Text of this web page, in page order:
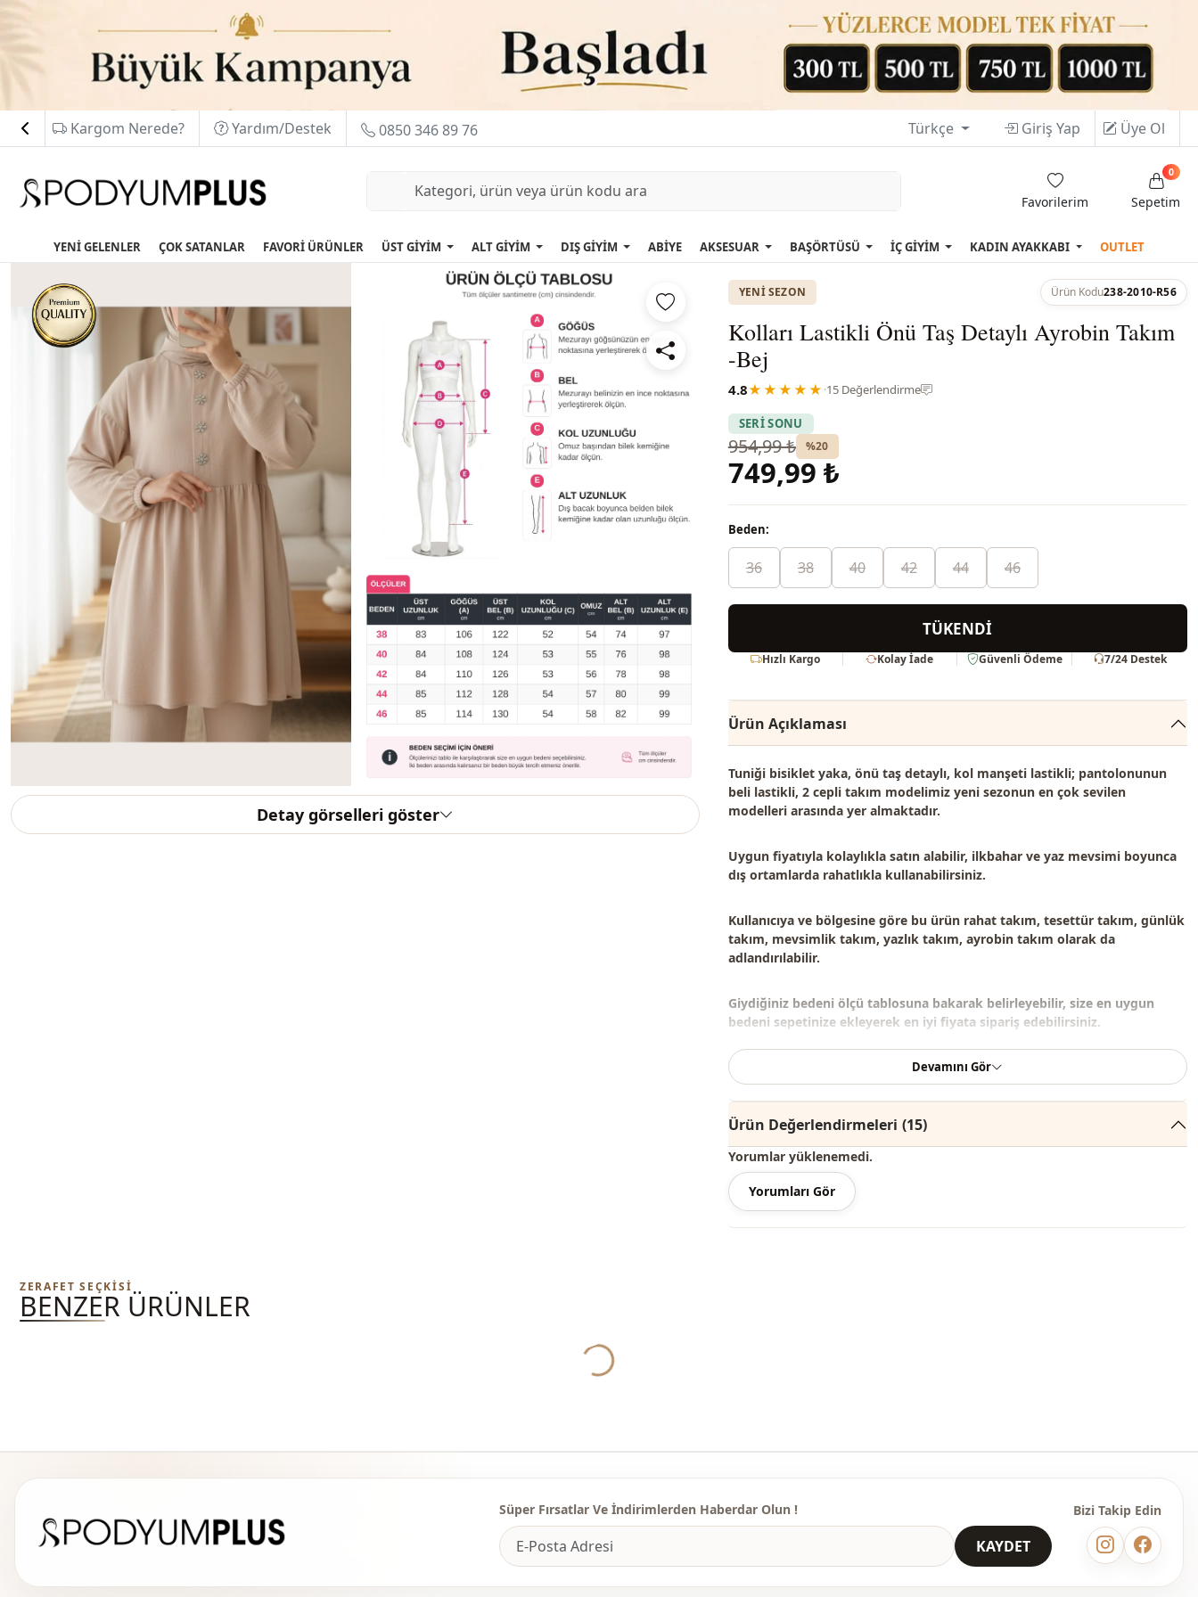
Kargom Nerede? Yardım/Destek 0850 346 89 76 Türkçe Giriş Yap Üye Ol
Favorilerim Sepetim
0
YENİ GELENLER ÇOK SATANLAR FAVORİ ÜRÜNLER ÜST GİYİM ALT GİYİM DIŞ GİYİM ABİYE AKSESUAR BAŞÖRTÜSÜ İÇ GİYİM KADIN AYAKKABI OUTLET
Detay görselleri göster
YENI SEZON Ürün Kodu238-2010-R56
Kolları Lastikli Önü Taş Detaylı Ayrobin Takım
-Bej
4.8★★★★★ ·15 Değerlendirme
SERİ SONU
954,99 ₺ %20
749,99 ₺
Beden:
36 38 40 42 44 46
TÜKENDİ
Hızlı Kargo Kolay İade Güvenli Ödeme 7/24 Destek
Ürün Açıklaması
Tuniği bisiklet yaka, önü taş detaylı, kol manşeti lastikli; pantolonunun
beli lastikli, 2 cepli takım modelimiz yeni sezonun en çok sevilen
modelleriarasında yer almaktadır.
Uygun fiyatıyla kolaylıkla satın alabilir, ilkbahar ve yaz mevsimi boyunca
dış ortamlarda rahatlıkla kullanabilirsiniz.
Kullanıcıya ve bölgesine göre bu ürün rahat takım, tesettür takım, günlük
takım, mevsimlik takım, yazlık takım, ayrobin takım olarak da
adlandırılabilir.
Giydiğiniz bedeni ölçü tablosuna bakarak belirleyebilir, size en uygun
bedeni sepetinize ekleyerek en iyi fiyata sipariş edebilirsiniz.
Not: Ürün içeriği tunik ve pantolondan oluşmaktadır. (Ayakkabı, çanta ve
takılar dekor amaçlı kullanılmaktadır.)
Not:Ürünün renginde konsept çekimlerinden dolayı ton farklılığı olabilir.
Yıkama:30 derecede yıkayınız.
%85 Polyester , %15 Pamuk
Devamını Gör
Ürün Değerlendirmeleri (15)
Yorumlar yüklenemedi.
Yorumları Gör
ZERAFET SEÇKISI
BENZER ÜRÜNLER
Yukleniyor...
Süper Fırsatlar Ve İndirimlerden Haberdar Olun !
KAYDET
Bizi Takip Edin